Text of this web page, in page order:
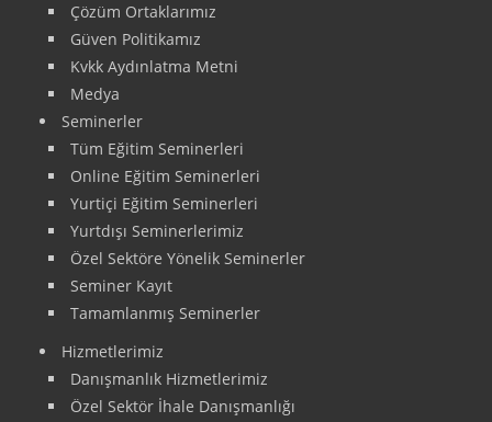
Çözüm Ortaklarımız
Güven Politikamız
Kvkk Aydınlatma Metni
Medya
Seminerler
Tüm Eğitim Seminerleri
Online Eğitim Seminerleri
Yurtiçi Eğitim Seminerleri
Yurtdışı Seminerlerimiz
Özel Sektöre Yönelik Seminerler
Seminer Kayıt
Tamamlanmış Seminerler
Hizmetlerimiz
Danışmanlık Hizmetlerimiz
Özel Sektör İhale Danışmanlığı